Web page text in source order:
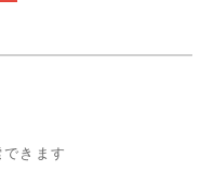
きます